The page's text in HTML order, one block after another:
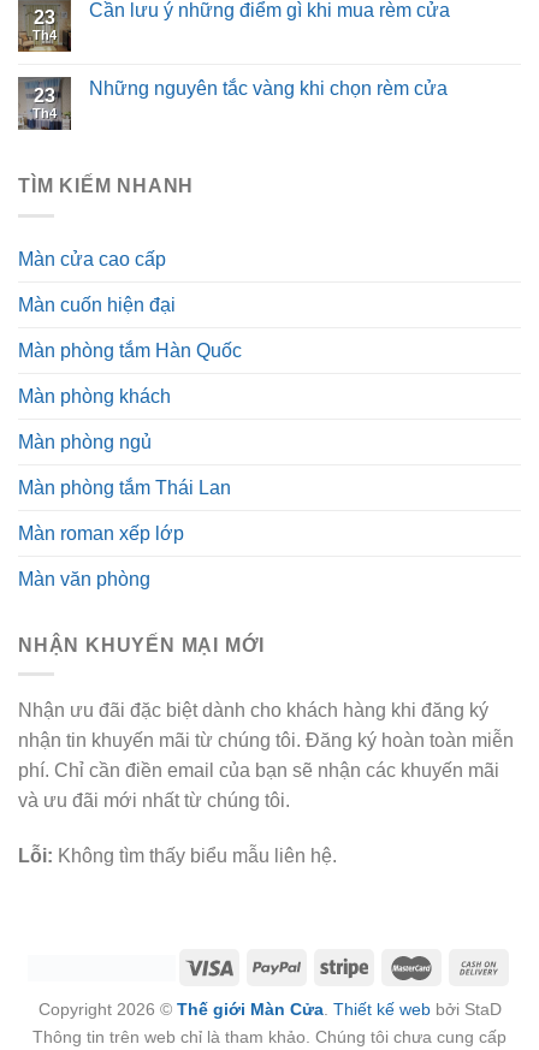
23
Th4
Cần lưu ý những điểm gì khi mua rèm cửa
23
Th4
Những nguyên tắc vàng khi chọn rèm cửa
TÌM KIẾM NHANH
Màn cửa cao cấp
Màn cuốn hiện đại
Màn phòng tắm Hàn Quốc
Màn phòng khách
Màn phòng ngủ
Màn phòng tắm Thái Lan
Màn roman xếp lớp
Màn văn phòng
NHẬN KHUYẾN MẠI MỚI
Nhận ưu đãi đặc biệt dành cho khách hàng khi đăng ký
nhận tin khuyến mãi từ chúng tôi. Đăng ký hoàn toàn miễn
phí. Chỉ cần điền email của bạn sẽ nhận các khuyến mãi
và ưu đãi mới nhất từ chúng tôi.
Lỗi: Không tìm thấy biểu mẫu liên hệ.
Copyright 2026 © Thế giới Màn Cửa. Thiết kế webbởi StaD
Thông tin trên web chỉ là tham khảo. Chúng tôi chưa cung cấp